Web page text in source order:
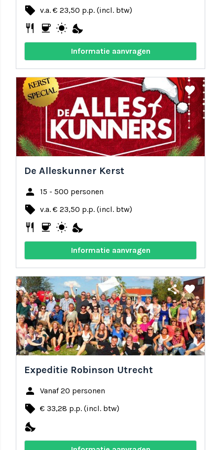
local_offer v.a. € 23,50 p.p. (incl. btw)
restaurant coffee wb_sunny nights_stay
Informatie aanvragen
share favorite
De Alleskunner Kerst
person 15 - 500 personen
local_offer v.a. € 23,50 p.p. (incl. btw)
restaurant coffee wb_sunny nights_stay
Informatie aanvragen
share favorite
Expeditie Robinson Utrecht
person Vanaf 20 personen
local_offer € 33,28 p.p. (incl. btw)
nights_stay